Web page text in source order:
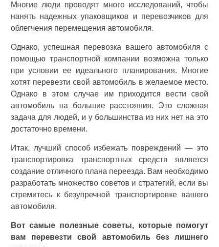
Многие люди проводят много исследований, чтобы
нанять надежных упаковщиков и перевозчиков для
облегчения перемещения автомобиля.
Однако, успешная перевозка вашего автомобиля с
помощью транспортной компании возможна только
при условии ее идеального планирования. Многие
хотят перевезти свой автомобиль в желаемое место.
Однако в этом случае им приходится вести свой
автомобиль на большие расстояния. Это сложная
задача для людей, и у большинства из них нет на это
достаточно времени.
Итак, лучший способ избежать повреждений — это
транспортировка транспортных средств является
создание отличного плана переезда. Вам необходимо
разработать множество советов и стратегий, если вы
стремитесь к безупречной транспортировке вашего
автомобиля.
Вот самые полезные советы, которые помогут
вам перевезти свой автомобиль без лишнего